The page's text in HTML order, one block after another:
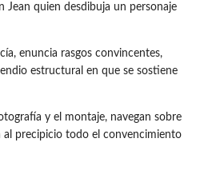
Jean quien desdibuja un personaje
enuncia rasgos convincentes,
estructural en que se sostiene
y el montaje, navegan sobre
al precipicio todo el convencimiento